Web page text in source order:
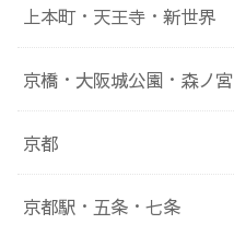
上本町・天王寺・新世界
京橋・大阪城公園・森ノ宮
京都
京都駅・五条・七条